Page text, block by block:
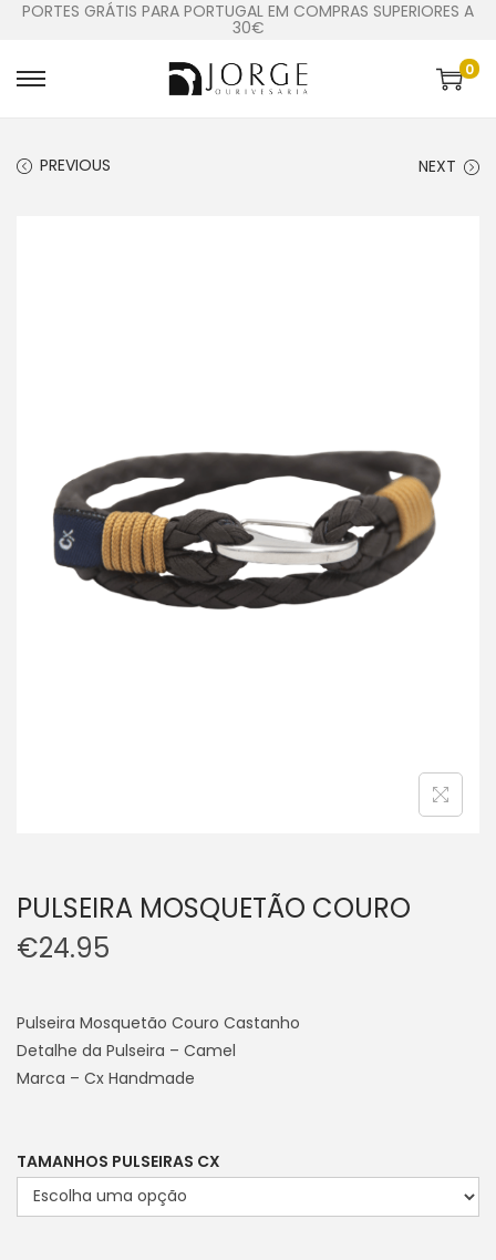
PORTES GRÁTIS PARA PORTUGAL EM COMPRAS SUPERIORES A
30€
0
PREVIOUS NEXT
PULSEIRA MOSQUETÃO COURO
€24.95
Pulseira Mosquetão Couro Castanho
Detalhe da Pulseira – Camel
Marca – Cx Handmade
TAMANHOS PULSEIRAS CX